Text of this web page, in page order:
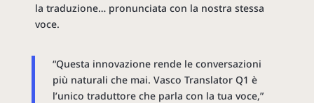
la traduzione… pronunciata con la nostra stessa
voce.
“Questa innovazione rende le conversazioni
più naturali che mai. Vasco Translator Q1 è
l’unico traduttore che parla con la tua voce,”